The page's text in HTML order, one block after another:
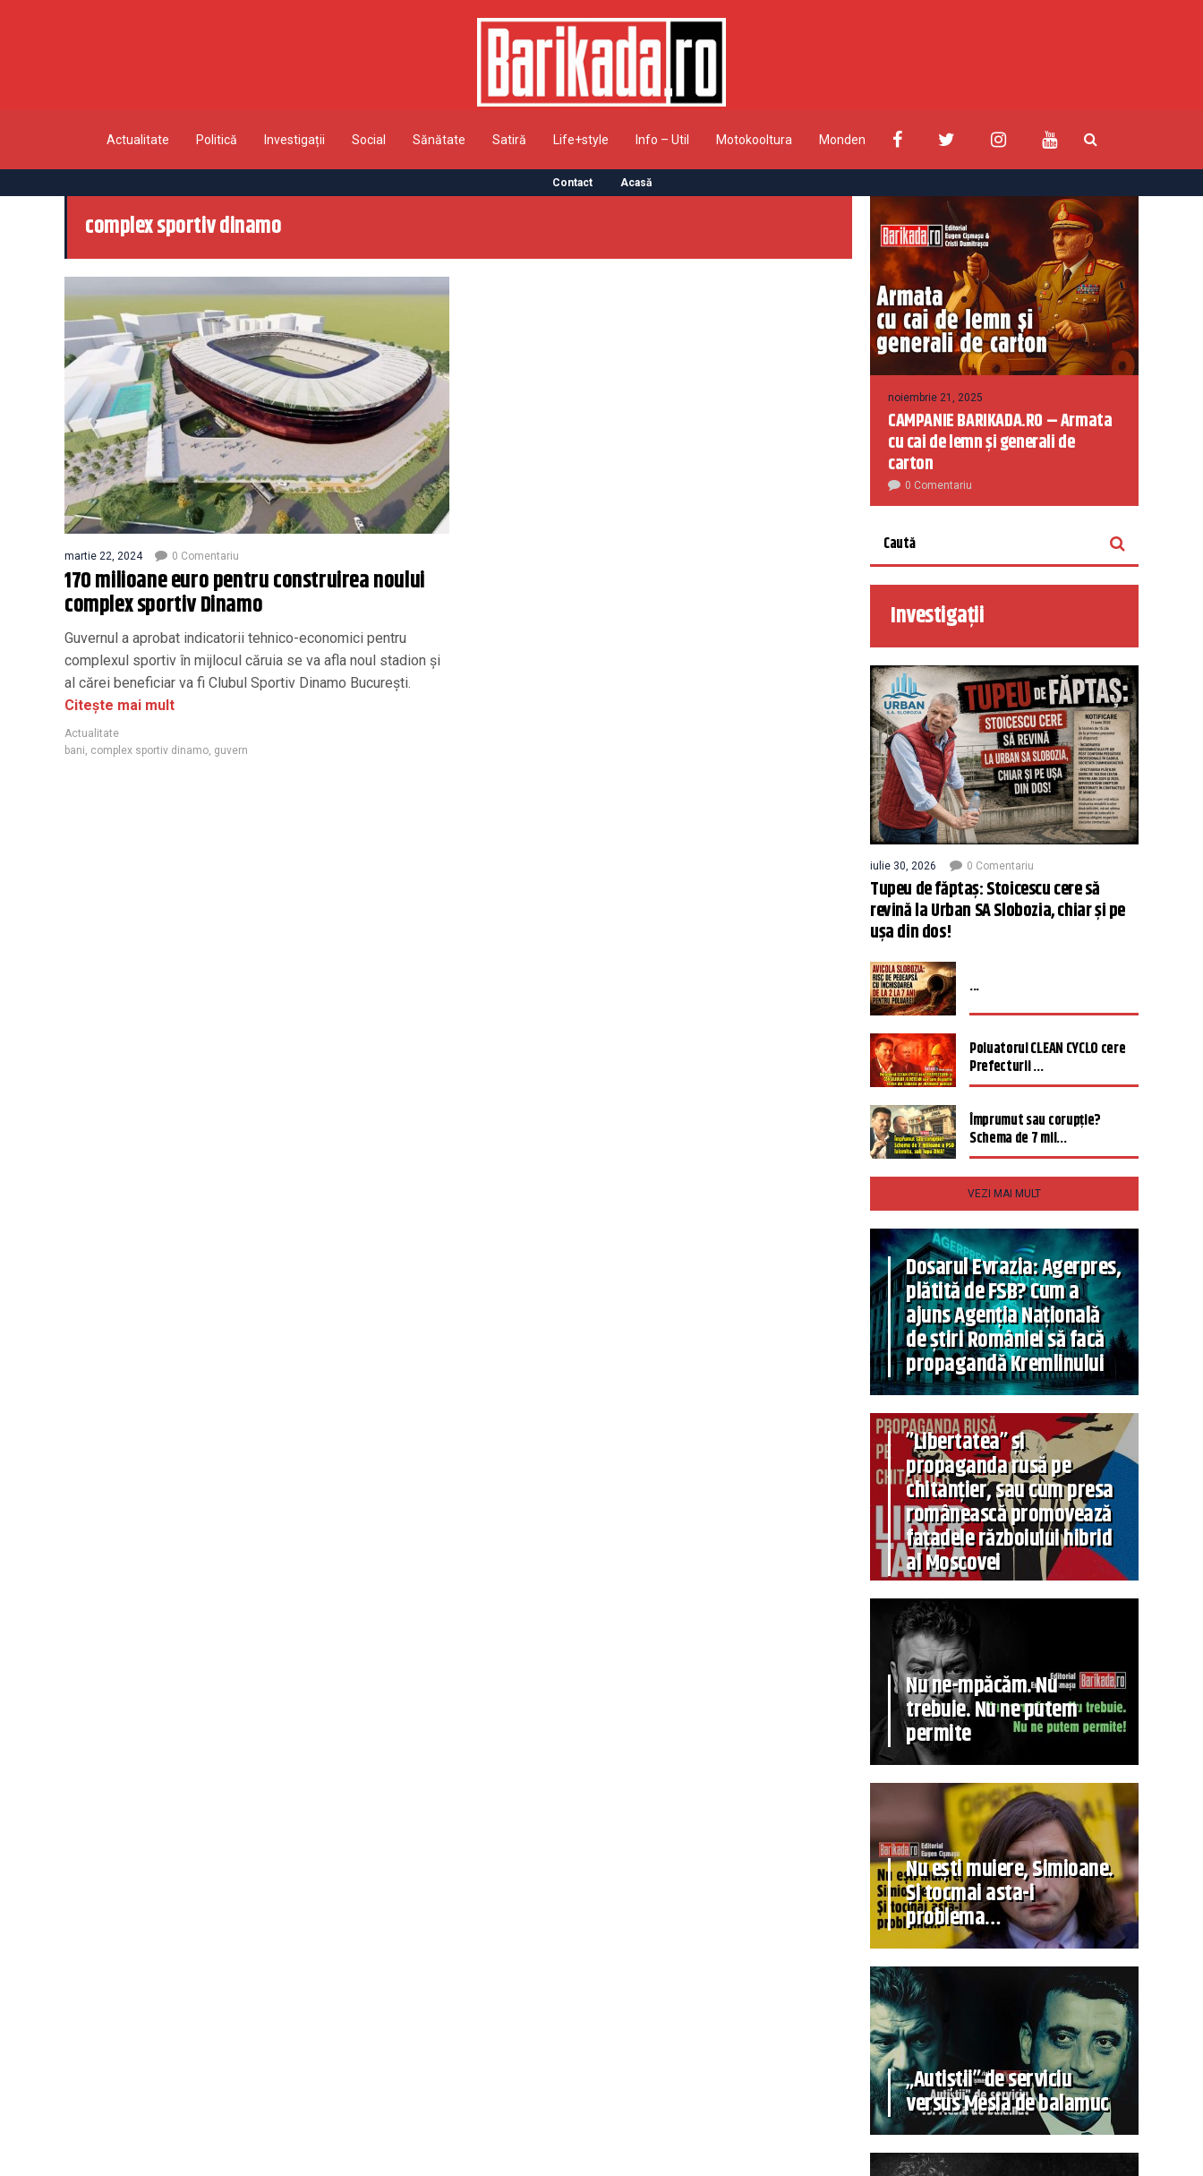
Actualitate Politică Investigații Social Sănătate Satiră Life+style Info – Util Motokooltura Monden
Contact Acasă
complex sportiv dinamo
martie 22, 2024 0 Comentariu
170 milioane euro pentru construirea noului
complex sportiv Dinamo
Guvernul a aprobat indicatorii tehnico-economici pentru
complexul sportiv în mijlocul căruia se va afla noul stadion și
al cărei beneficiar va fi Clubul Sportiv Dinamo București.
Citește mai mult
Actualitate
bani complex sportiv dinamo guvern
noiembrie 21, 2025
CAMPANIE BARIKADA.RO – Armata
cu cai de lemn și generali de
carton
0 Comentariu
Investigații
iulie 30, 2026 0 Comentariu
Tupeu de făptaș: Stoicescu cere să
revină la Urban SA Slobozia, chiar și pe
ușa din dos!
...
Poluatorul CLEAN CYCLO cere
Prefecturii ...
Împrumut sau corupție?
Schema de 7 mil...
VEZI MAI MULT
Dosarul Evrazia: Agerpres,
plătită de FSB? Cum a
ajuns Agenția Națională
de știri României să facă
propagandă Kremlinului
”Libertatea” și
propaganda rusă pe
chitanțier, sau cum presa
românească promovează
fațadele războiului hibrid
al Moscovei
Nu ne-mpăcăm. Nu
trebuie. Nu ne putem
permite
Nu ești muiere, Simioane.
Și tocmai asta-i
problema…
„Autiștii” de serviciu
versus Mesia de balamuc